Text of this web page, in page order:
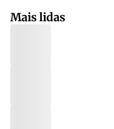
Mais lidas